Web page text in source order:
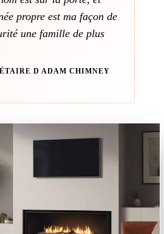
propre est ma façon de
une famille de plus
D ADAM CHIMNEY